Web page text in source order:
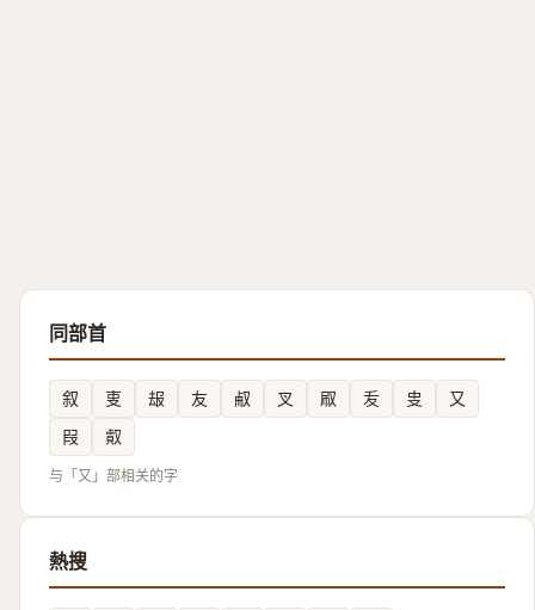
同部首
叙 叓 叝 友 㕟 叉 㕞 叐 㕜
又
叚
㕢
与「又」部相关的字
熱搜